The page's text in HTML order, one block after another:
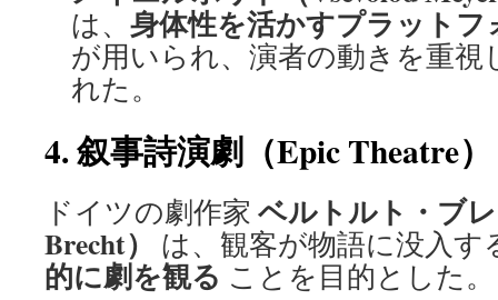
は、 身体性を活かすプラットフ
が用いられ、演者の動きを重視
れた。
4. 叙事詩演劇（Epic Theatre）
ドイツの劇作家 ベルトルト・ブ
Brecht） は、観客が物語に没入す
的に劇を観る ことを目的とした。